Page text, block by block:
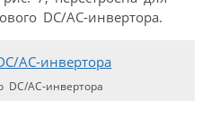
DC/AC-инвертора.
DC/AC-инвертора